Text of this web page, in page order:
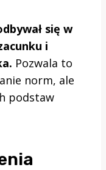
się w
i
Pozwala to
norm, ale
podstaw